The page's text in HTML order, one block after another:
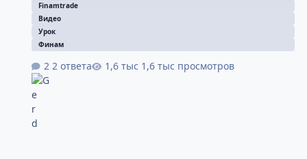
Finamtrade
Видео
Урок
Финам
2 ответа 1,6 тыс просмотров